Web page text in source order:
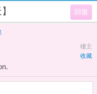
回復
樓主
收藏